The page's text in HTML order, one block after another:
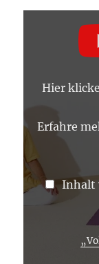
VON
YOUTUBE
Hier
Erfahre
Inhalt